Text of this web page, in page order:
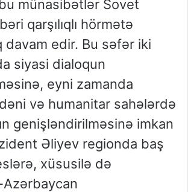
münasibətlər Sovet
qarşılıqlı hörmətə
davam edir. Bu səfər iki
siyasi dialoqun
eyni zamanda
və humanitar sahələrdə
genişləndirilməsinə imkan
Əliyev regionda baş
xüsusilə də